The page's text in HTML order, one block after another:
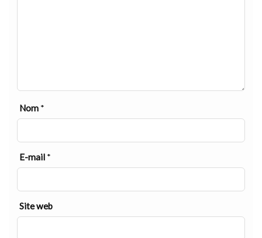
Nom *
E-mail *
Site web